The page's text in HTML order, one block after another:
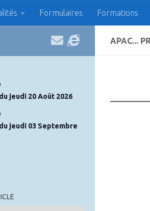
Formulaires Formations
APAC...
jeudi 20 Août 2026
jeudi 03 Septembre